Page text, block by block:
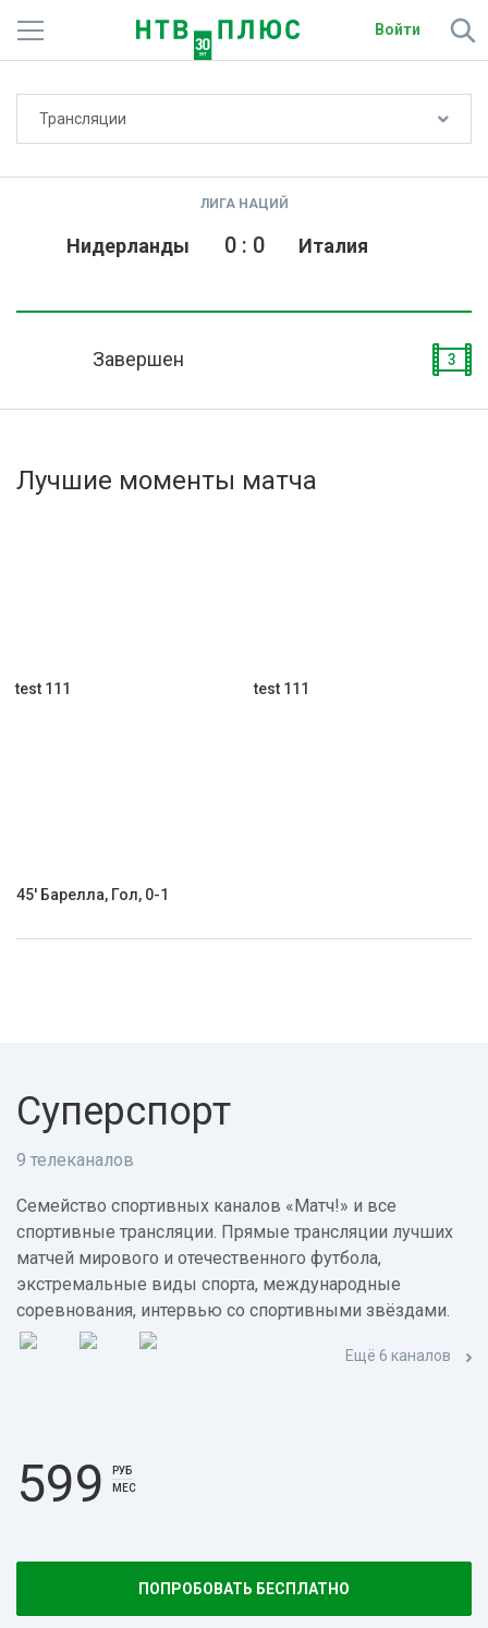
Войти
Активировать промокод
Трансляции
ЛИГА НАЦИЙ
Нидерланды Италия
0: 0
Завершен 3
Лучшие моменты матча
test 111 test 111
45' Барелла, Гол, 0-1
Суперспорт
9 телеканалов
Семейство спортивных каналов «Матч!» и все
спортивные трансляции. Прямые трансляции лучших
матчей мирового и отечественного футбола,
экстремальные виды спорта, международные
соревнования, интервью со спортивными звёздами.
Ещё 6 каналов
599
РУБ
МЕС
ПОПРОБОВАТЬ БЕСПЛАТНО